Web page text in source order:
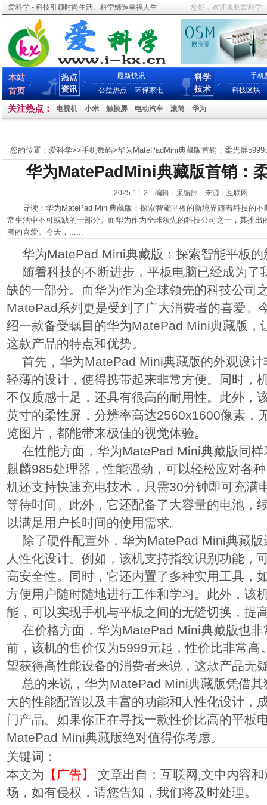
爱科学 - 科技引领时尚生活、科学缔造幸福人生 您好，欢迎来到爱科学
本站
首页
热点
资讯
最新快讯
公益热点
环保家电
科学
技术
手机
科技区块
关注热点： 电视机 小米 触摸屏 电动汽车 滚筒 华为
您的位置： 爱科学>>手机数码>华为MatePadMini典藏版首销：柔光屏5999
华为MatePadMini典藏版首销：
2025-11-2 编辑：采编部 来源：互联网
导读：华为MatePad Mini典藏版：探索智能平板的新境界随着科技的不
常生活中不可或缺的一部分。而华为作为全球领先的科技公司之一，其推
者的喜爱。今天，......
华为MatePad Mini典藏版：探索智能平板的
随着科技的不断进步，平板电脑已经成为了
缺的一部分。而华为作为全球领先的科技公司
MatePad系列更是受到了广大消费者的喜爱。
绍一款备受瞩目的华为MatePad Mini典藏版，
这款产品的特点和优势。
首先，华为MatePad Mini典藏版的外观设
轻薄的设计，使得携带起来非常方便。同时，
不仅质感十足，还具有很高的耐用性。此外，
英寸的柔性屏，分辨率高达2560x1600像素，
览图片，都能带来极佳的视觉体验。
在性能方面，华为MatePad Mini典藏版同
麒麟985处理器，性能强劲，可以轻松应对各
机还支持快速充电技术，只需30分钟即可充满
等待时间。此外，它还配备了大容量的电池，
以满足用户长时间的使用需求。
除了硬件配置外，华为MatePad Mini典藏
人性化设计。例如，该机支持指纹识别功能，
高安全性。同时，它还内置了多种实用工具，
方便用户随时随地进行工作和学习。此外，该
能，可以实现手机与平板之间的无缝切换，提
在价格方面，华为MatePad Mini典藏版也
前，该机的售价仅为5999元起，性价比非常高
望获得高性能设备的消费者来说，这款产品无
总的来说，华为MatePad Mini典藏版凭借
大的性能配置以及丰富的功能和人性化设计，
门产品。如果你正在寻找一款性价比高的平板
MatePad Mini典藏版绝对值得你考虑。
关键词：
本文为 【广告】
文章出自：互联网,文中内容
场，如有侵权，请您告知，我们将及时处理。